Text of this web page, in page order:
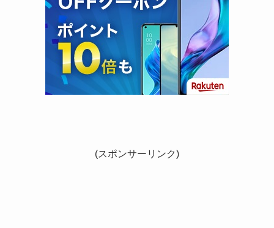
(スポンサーリンク)